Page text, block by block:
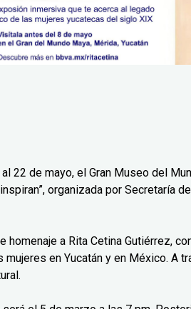
22 de mayo, el Gran Museo del
organizada por Secretaría
homenaje a Rita Cetina Gutiérrez,
mujeres en Yucatán y en México. A